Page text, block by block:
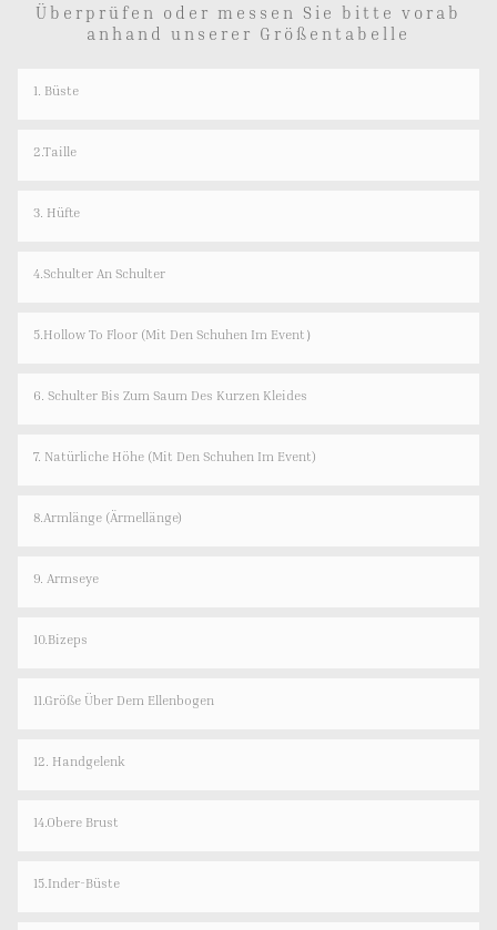
Überprüfen oder messen Sie bitte vorab
anhand unserer Größentabelle
1. Büste
2.Taille
3. Hüfte
4.Schulter An Schulter
5.Hollow To Floor (Mit Den Schuhen Im Event）
6. Schulter Bis Zum Saum Des Kurzen Kleides
7. Natürliche Höhe (mit Den Schuhen Im Event)
8.Armlänge (Ärmellänge)
9. Armseye
10.Bizeps
11.Größe Über Dem Ellenbogen
12. Handgelenk
14.Obere Brust
15.Inder-Büste